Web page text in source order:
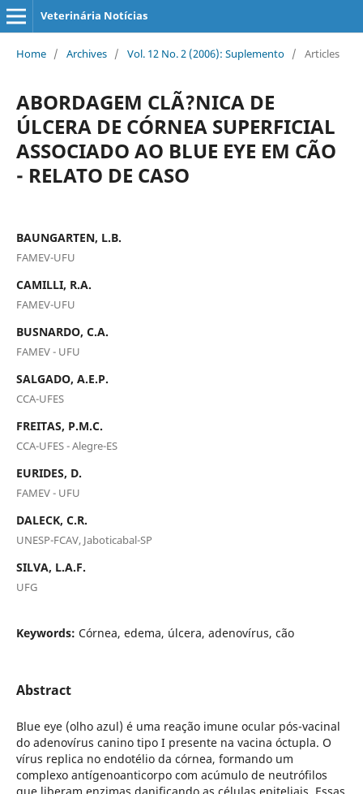
Veterinária Notícias
Home / Archives / Vol. 12 No. 2 (2006): Suplemento / Articles
ABORDAGEM CLÃ?NICA DE
ÚLCERA DE CÓRNEA SUPERFICIAL
ASSOCIADO AO BLUE EYE EM CÃO
- RELATO DE CASO
BAUNGARTEN, L.B.
FAMEV-UFU
CAMILLI, R.A.
FAMEV-UFU
BUSNARDO, C.A.
FAMEV - UFU
SALGADO, A.E.P.
CCA-UFES
FREITAS, P.M.C.
CCA-UFES - Alegre-ES
EURIDES, D.
FAMEV - UFU
DALECK, C.R.
UNESP-FCAV, Jaboticabal-SP
SILVA, L.A.F.
UFG
Keywords: Córnea, edema, úlcera, adenovírus, cão
Abstract
Blue eye (olho azul) é uma reação imune ocular pós-vacinal
do adenovírus canino tipo I presente na vacina óctupla. O
vírus replica no endotélio da córnea, formando um
complexo antígenoanticorpo com acúmulo de neutrófilos